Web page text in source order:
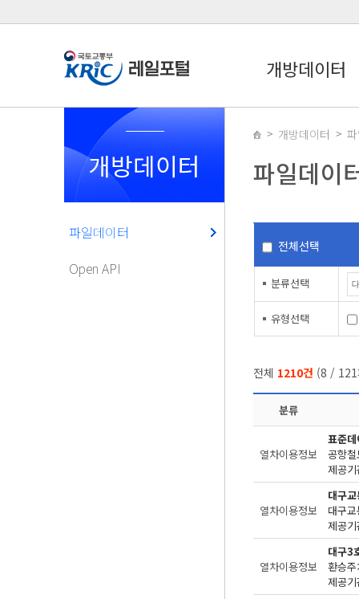
개방데이터
개방데이터
파일데이터
Open API
개방데이터
파일데이
전체선택
분류선택
유형선택
전체 1210건 (8 / 121
분류
열차이용정보
표준
공항
제공
열차이용정보
대구
제공
열차이용정보
대구3
환승
제공